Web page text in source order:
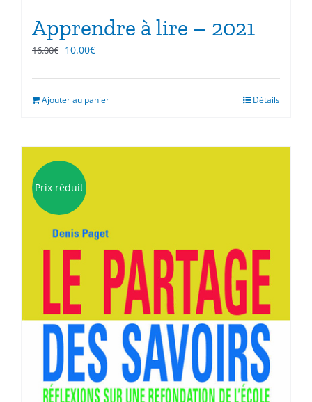
Apprendre à lire – 2021
16.00€ Le
initial
10.00€Le
actuel
est :
Ajouter au panier Détails
Prix réduit